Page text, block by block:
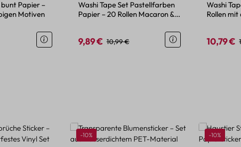
bunt Papier –
Motiven
Preis:
Washi Tape Set Pastellfarben
Papier – 20 Rollen Macaron &
Verkaufspreis:
9,89 € Regulärer Preis:
10,99 €
Washi
Rollen
10,79 €
Rabatt
-10% Rabatt
-10%